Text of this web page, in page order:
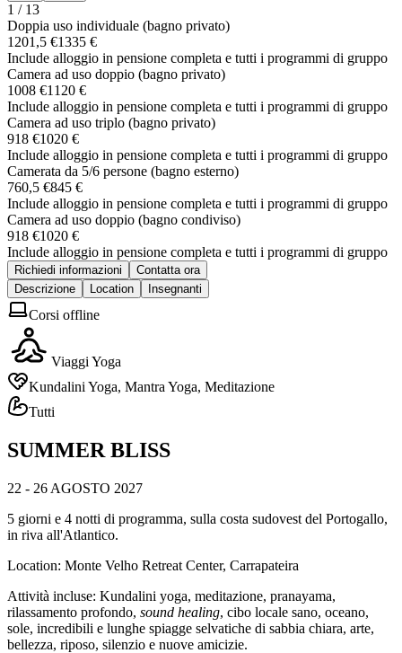
1 / 13
Doppia uso individuale (bagno privato)
1201,5 €1335 €
Include alloggio in pensione completa e tutti i programmi di gruppo
Camera ad uso doppio (bagno privato)
1008 €1120 €
Include alloggio in pensione completa e tutti i programmi di gruppo
Camera ad uso triplo (bagno privato)
918 €1020 €
Include alloggio in pensione completa e tutti i programmi di gruppo
Camerata da 5/6 persone (bagno esterno)
760,5 €845 €
Include alloggio in pensione completa e tutti i programmi di gruppo
Camera ad uso doppio (bagno condiviso)
918 €1020 €
Include alloggio in pensione completa e tutti i programmi di gruppo
Richiedi informazioni
Contatta ora
Descrizione
Location Insegnanti
Corsi offline
Viaggi Yoga
Kundalini Yoga, Mantra Yoga, Meditazione
Tutti
SUMMER BLISS
22 - 26 AGOSTO 2027
5 giorni e 4 notti di programma, sulla costa sudovest del Portogallo,
in riva all'Atlantico.
Location: Monte Velho Retreat Center, Carrapateira
Attività incluse: Kundalini yoga, meditazione, pranayama,
rilassamento profondo, sound healing, cibo locale sano, oceano,
sole, incredibili e lunghe spiagge selvatiche di sabbia chiara, arte,
bellezza, riposo, silenzio e nuove amicizie.